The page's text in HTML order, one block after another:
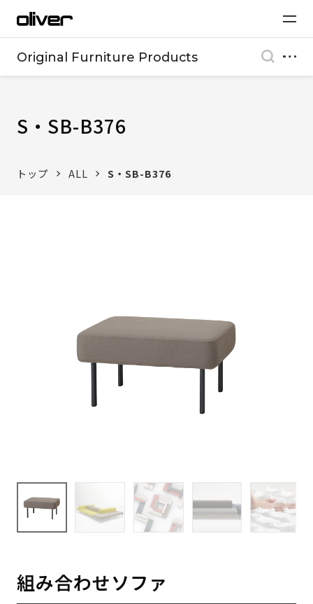
Original Furniture Products
S・SB-B376
トップ ALL S・SB-B376
組み合わせソファ